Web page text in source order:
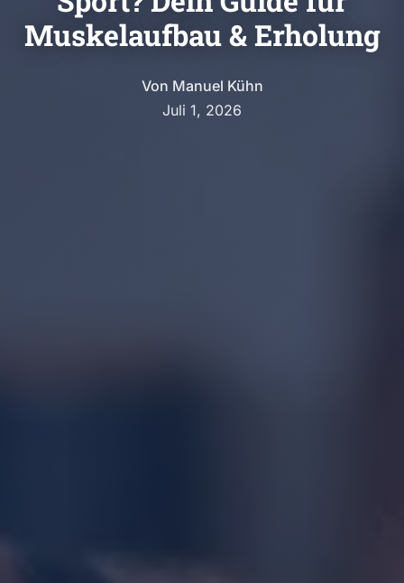
Muskelaufbau & Erholung
Von Manuel Kühn
Juli 1, 2026